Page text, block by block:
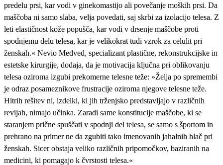
predelu prsi, kar vodi v ginekomastijo ali povečanje moških prsi. Da
maščoba ni samo slaba, velja povedati, saj skrbi za izolacijo telesa. Z
leti elastičnost kože popušča, kar vodi v drsenje maščobe proti
spodnjemu delu telesa, kar je velikokrat tudi vzrok za celulit pri
ženskah.« Nevio Medved, specializant plastične, rekonstrukcijske in
estetske kirurgije, dodaja, da je motivacija ključna pri oblikovanju
telesa oziroma izgubi prekomerne telesne teže: »Želja po spremembi
je odraz posameznikove frustracije oziroma njegove telesne teže.
Hitrih rešitev ni, izdelki, ki jih trženjsko predstavljajo v različnih
revijah, nimajo učinka. Zaradi same konstitucije maščobe, ki se
staranjem prične spuščati v spodnji del telesa, se samo s športom in
prehrano na primer ne da zgubiti tako imenovanih jahalnih hlač pri
ženskah. Sicer obstaja veliko različnih pripomočkov, baziranih na
medicini, ki pomagajo k čvrstosti telesa.«